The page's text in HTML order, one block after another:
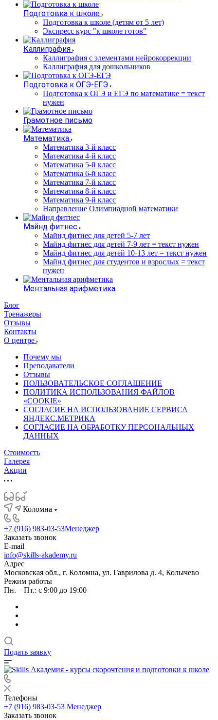
Подготовка к школе
Подготовка к школе (детям от 5 лет)
Экспресс курс "к школе готов"
Каллиграфия
Каллиграфия с элементами нейрокоррекции
Каллиграфия для дошкольников
Подготовка к ОГЭ-ЕГЭ
Подготовка к ОГЭ и ЕГЭ по математике = текст
нужен
Грамотное письмо
Математика
Математика 3-й класс
Математика 4-й класс
Математика 5-й класс
Математика 6-й класс
Математика 7-й класс
Математика 8-й класс
Математика 9-й класс
Направление Олимпиадной математики
Майнд фитнес
Майнд фитнес для детей 5-7 лет
Майнд фитнес для детей 7-9 лет = текст нужен
Майнд фитнес для детей 10-13 лет = текст нужен
Майнд фитнес для студентов и взрослых = текст
нужен
Ментальная арифметика
Блог
Тренажеры
Отзывы
Контакты
О центре
Почему мы
Преподаватели
Отзывы
ПОЛЬЗОВАТЕЛЬСКОЕ СОГЛАШЕНИЕ
ПОЛИТИКА ИСПОЛЬЗОВАНИЯ ФАЙЛОВ
«COOKIE»
СОГЛАСИЕ НА ИСПОЛЬЗОВАНИЕ СЕРВИСА
ЯНДЕКС.МЕТРИКА
СОГЛАСИЕ НА ОБРАБОТКУ ПЕРСОНАЛЬНЫХ
ДАННЫХ
Стоимость
Галерея
Акции
Коломна
+7 (916) 983-03-53Менеджер
Заказать звонок
E-mail
info@skills-akademy.ru
Адрес
Московская обл., г. Коломна, ул. Гаврилова д. 4, Колычево
Режим работы
Пн. – Пт.: с 9:00 до 19:00
Подать заявку
Телефоны
+7 (916) 983-03-53 Менеджер
Заказать звонок